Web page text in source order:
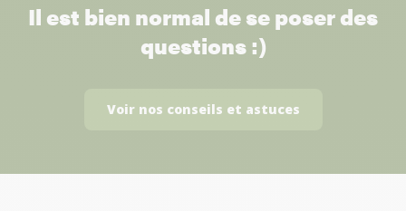
Il est bien normal de se poser des
questions :)
Voir nos conseils et astuces